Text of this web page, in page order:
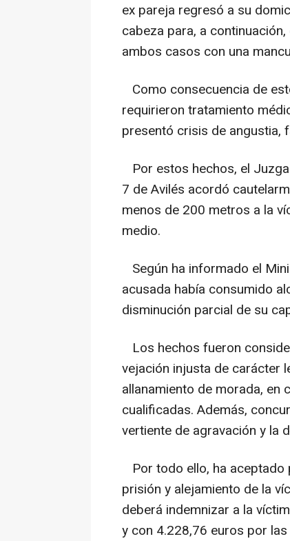
ex pareja regresó a su
cabeza para, a
ambos casos con una
Como consecuencia de
requirieron tratamiento
presentó crisis de angustia,
Por estos hechos, el
7 de Avilés acordó
menos de 200 metros a la
medio.
Según ha informado el
acusada había consumido
disminución parcial de su
Los hechos fueron
vejación injusta de carácter
allanamiento de morada, en
cualificadas. Además,
vertiente de agravación y la
Por todo ello, ha
prisión y alejamiento de la
deberá indemnizar a la
y con 4.228,76 euros por